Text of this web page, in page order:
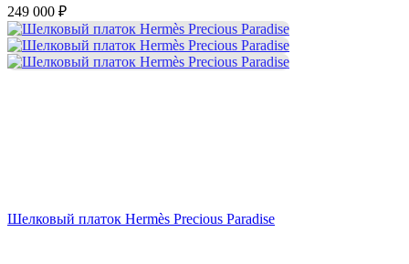
249 000 ₽
Шелковый платок Hermès Precious Paradise